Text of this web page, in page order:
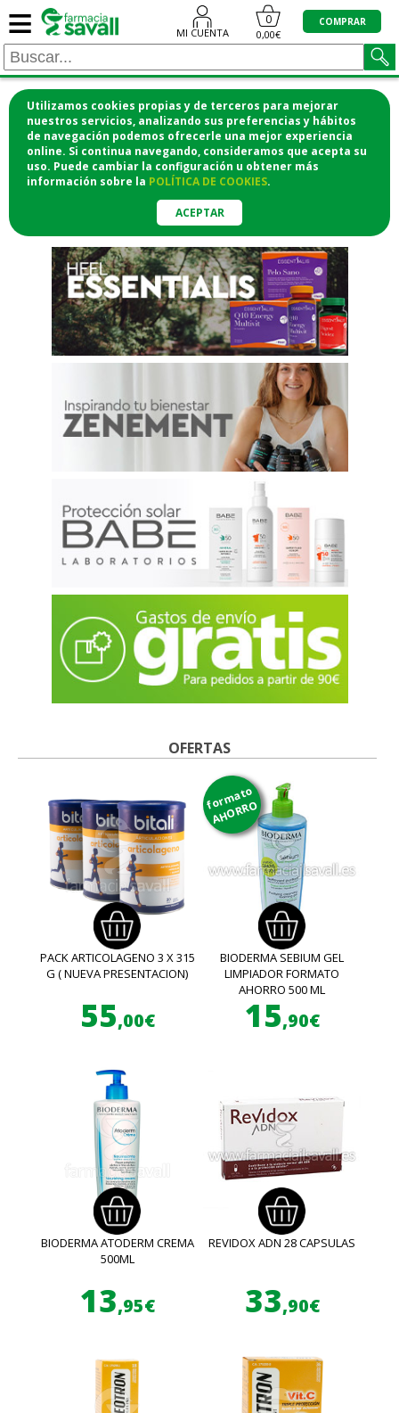
Utilizamos cookies propias y de terceros para mejorar
nuestros servicios, analizando sus preferencias y hábitos
de navegación podemos ofrecerle una mejor experiencia
online. Si continua navegando, consideramos que acepta su
uso. Puede cambiar la configuración u obtener más
información sobre la POLÍTICA DE COOKIES.
ACEPTAR
≡ MI CUENTA
0
0,00€
COMPRAR
¡COMPRA CÓMODAMENTE
DESDE CASA Y RECOGE EN LA
FARMACIA!o si lo prefieres te lo mandamos
a casa
OFERTAS
PACK ARTICOLAGENO 3 X 315
G ( NUEVA PRESENTACION)
55,00€
formato
AHORRO
BIODERMA SEBIUM GEL
LIMPIADOR FORMATO
AHORRO 500 ML
15,90€
BIODERMA ATODERM CREMA
500ML
13,95€
REVIDOX ADN 28 CAPSULAS
33,90€